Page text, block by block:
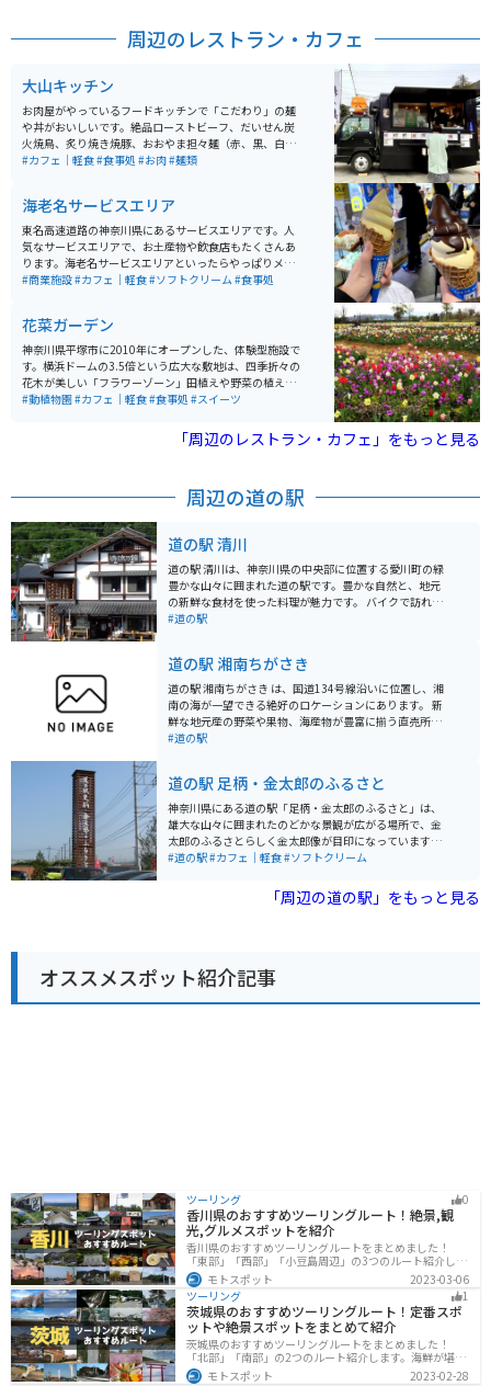
路は景色が良く適度なワインディングのため、神奈川エ
周辺のレストラン・カフェ
大山キッチン
お肉屋がやっているフードキッチンで「こだわり」の麺
や丼がおいしいです。絶品ローストビーフ、だいせん炭
火焼鳥、炙り焼き焼豚、おおやま担々麺（赤、黒、白）
などどれをとっても逸品です。不定期で営業場所が変わ
#カフェ｜軽食#食事処 #お肉#麺類
海老名サービスエリア
東名高速道路の神奈川県にあるサービスエリアです。人
気なサービスエリアで、お土産物や飲食店もたくさんあ
ります。海老名サービスエリアといったらやっぱりメロ
ンパンだと思います。様々な種類のメロンパンがあり、
迷ってしまうほど。高速に乗らないでもいけるので県内
在住の人はとても行きやすいサービスエリアです。
#商業施設#カフェ｜軽食#ソフトクリーム#食事処
花菜ガーデン
神奈川県平塚市に2010年にオープンした、体験型施設で
す。横浜ドームの3.5倍という広大な敷地は、四季折々の
花木が美しい「フラワーゾーン」田植えや野菜の植え付
け、収穫が体験できる「アグリゾーン」展示室や工作
ン」の3つに分けられ、それぞれでスクールや体験教
室、展示会などが開かれています。園内はバリアフリー
#動植物園#カフェ｜軽食#食事処 #スイーツ
「周辺のレストラン・カフェ」をもっと見る
周辺の道の駅
道の駅 清川
道の駅 清川は、神奈川県の中央部に位置する愛川町の緑
豊かな山々に囲まれた道の駅です。豊かな自然と、地元
の新鮮な食材を使った料理が魅力です。 バイクで訪れる
際は、宮ヶ瀬湖やヤビツ峠など、周辺のワインディング
品である、新鮮な野菜や果物、手作りジャムなどが人気
です。また、レストランでは、地元産の食材をふんだん
に使った料理を楽しむことができます。特に、地元産の
猪肉を使った「猪肉丼」は、ここでしか味わえない人気
メニューです。
#道の駅
道の駅 湘南ちがさき
道の駅 湘南ちがさき は、国道134号線沿いに位置し、湘
南の海が一望できる絶好のロケーションにあります。 新
鮮な地元産の野菜や果物、海産物が豊富に揃う直売所
は、湘南の豊かな恵みを感じられるスポットです。朝ど
た、レストランでは、しらす丼や地魚を使った料理な
ど、地元の食材を活かしたメニューが楽しめます。海を
眺めながら食事ができるテラス席もあり、潮風を感じな
がらゆったりとした時間を過ごせます。 バイクで訪れる
方には、無料の駐輪場が用意されているので安心です。
には、江の島や鎌倉などの人気観光スポットも点在して
ど、湘南の文化に触れることができる機会です。イベン
ト情報は、公式ウェブサイトで確認できます。 お土産に
は、湘南名物のしらすを使った加工品や、地元産の柑橘
#道の駅
道の駅 足柄・金太郎のふるさと
神奈川県にある道の駅「足柄・金太郎のふるさと」は、
雄大な山々に囲まれたのどかな景観が広がる場所で、金
太郎のふるさとらしく金太郎像が目印になっています。
リニューアルされた施設は清潔感があり、広くはない店
しさがあります。地元のお肉やそばなどグルメも充実し
ており、ドライブやツーリングの休憩スポットとして最
る寄り道スポットです。
#道の駅#カフェ｜軽食#ソフトクリーム
「周辺の道の駅」をもっと見る
オススメスポット紹介記事
ツーリング 0
香川県のおすすめツーリングルート！絶景,観
光,グルメスポットを紹介
香川県のおすすめツーリングルートをまとめました！
「東部」「西部」「小豆島周辺」の3つのルート紹介しま
す。自然豊かな山から海、絶品グルメを満喫するツーリ
ングができます。バイクで香川県にツーリングに行く際
は参考にしてください。
モトスポット
2023-03-06
ツーリング
1
茨城県のおすすめツーリングルート！定番スポ
ットや絶景スポットをまとめて紹介
茨城県のおすすめツーリングルートをまとめました！
「北部」「南部」の2つのルート紹介します。海鮮が堪能
できる港や梅の景勝地、自然豊かな山々があるのでツー
モトスポット
2023-02-28